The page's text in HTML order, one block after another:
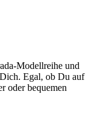
Modellreihe und
Egal, ob Du auf
oder bequemen